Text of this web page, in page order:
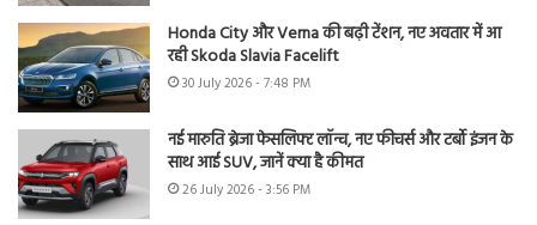
Honda City और Verna की बढ़ी टेंशन, नए अवतार में आ
रही Skoda Slavia Facelift
30 July 2026 - 7:48 PM
नई मारुति ब्रेजा फेसलिफ्ट लॉन्च, नए फीचर्स और टर्बो इंजन के
साथ आई SUV, जानें क्या है कीमत
26 July 2026 - 3:56 PM